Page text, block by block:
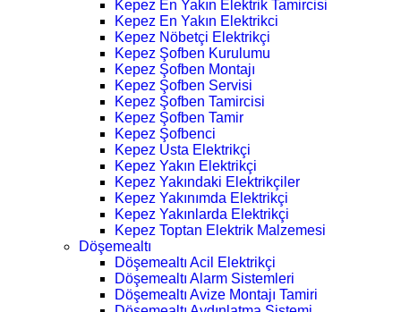
Kepez En Yakın Elektrik Tamircisi
Kepez En Yakın Elektrikci
Kepez Nöbetçi Elektrikçi
Kepez Şofben Kurulumu
Kepez Şofben Montajı
Kepez Şofben Servisi
Kepez Şofben Tamircisi
Kepez Şofben Tamir
Kepez Şofbenci
Kepez Usta Elektrikçi
Kepez Yakın Elektrikçi
Kepez Yakındaki Elektrikçiler
Kepez Yakınımda Elektrikçi
Kepez Yakınlarda Elektrikçi
Kepez Toptan Elektrik Malzemesi
Döşemealtı
Döşemealtı Acil Elektrikçi
Döşemealtı Alarm Sistemleri
Döşemealtı Avize Montajı Tamiri